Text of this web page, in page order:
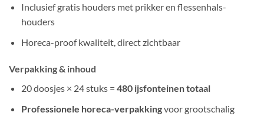
Inclusief gratis houders met prikker en flessenhals-
houders
Horeca-proof kwaliteit, direct zichtbaar
Verpakking & inhoud
20 doosjes × 24 stuks = 480 ijsfonteinen totaal
Professionele horeca-verpakkingvoor grootschalig